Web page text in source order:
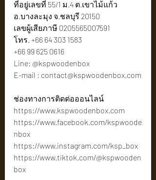
ที่อยู่เลขที่ 55/1 ม.4 ต.เขาไม้แก้ว
อ.บางละมุง จ.ชลบุรี 20150
เลขผู้เสียภาษี 0205565007591
โทร. +66 64 303 1583
+66 99 625 0616
Line: @kspwoodenbox
E-mail : contact@kspwoodenbox.com
ช่องทางการติดต่อออนไลน์
https://www.kspwoodenbox.com
https://www.facebook.com/kspwoode
nbox
https://www.instagram.com/ksp_box
https://www.tiktok.com/@kspwooden
box